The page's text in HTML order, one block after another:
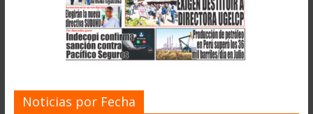
Noticias por Fecha